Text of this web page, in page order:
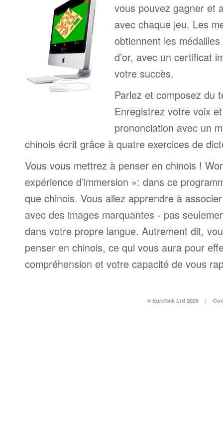
vous pouvez gagner et
avec chaque jeu. Les
obtiennent les
d’or, avec un certificat
votre succès.
Parlez et composez du
Enregistrez votre voix
prononciation avec un
chinois écrit grâce à quatre exercices de
Vous vous mettrez à penser en chinois !
expérience d’immersion »: dans ce
que chinois. Vous allez apprendre à
avec des images marquantes - pas
dans votre propre langue. Autrement dit,
penser en chinois, ce qui vous aura pour
compréhension et votre capacité de vous
© EuroTalk Ltd 2026 |